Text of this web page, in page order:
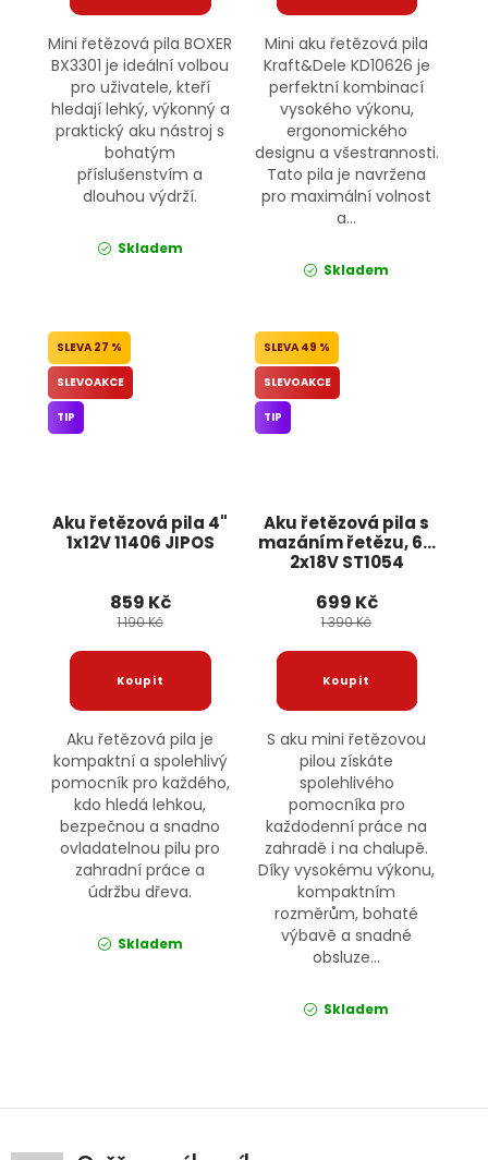
Mini řetězová pila BOXER
BX3301 je ideální volbou
pro uživatele, kteří
hledají lehký, výkonný a
praktický aku nástroj s
bohatým
příslušenstvím a
dlouhou výdrží.
Skladem
Mini aku řetězová pila
Kraft&Dele KD10626 je
perfektní kombinací
vysokého výkonu,
ergonomického
designu a všestrannosti.
Tato pila je navržena
pro maximální volnost
a...
Skladem
Aku řetězová pila 4"
1x12V 11406 JIPOS
27 %
SLEVOAKCE
TIP
859 Kč
1 190 Kč
Aku řetězová pila je
kompaktní a spolehlivý
pomocník pro každého,
kdo hledá lehkou,
bezpečnou a snadno
ovladatelnou pilu pro
zahradní práce a
údržbu dřeva.
Skladem
Aku řetězová pila s
mazáním řetězu, 6",
2x18V ST1054
49 %
SLEVOAKCE
TIP
699 Kč
1 390 Kč
S aku mini řetězovou
pilou získáte
spolehlivého
pomocníka pro
každodenní práce na
zahradě i na chalupě.
Díky vysokému výkonu,
kompaktním
rozměrům, bohaté
výbavě a snadné
obsluze...
Skladem